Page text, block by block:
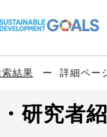
索結果 詳細ペー
・研究